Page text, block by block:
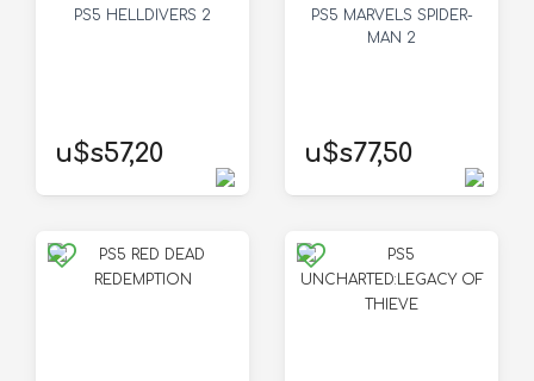
PS5 HELLDIVERS 2
u$s57,20
PS5 MARVELS SPIDER-
MAN 2
u$s77,50